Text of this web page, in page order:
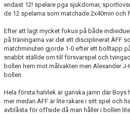
endast 12! spelare pga sjukdomar,
de 12 spelarna som matchade 2x40min och
Efter att lagt mycket fokus på både
på träningarna var det ett disciplinerat ÄFF
matchminuten gjorde 1-0 efter ett bolltapp
snabbt ställde om till försvarspel och
bollen hem mot målvakten men Alexander
bollen.
Hela första halvlek är ganska jämn där Boys
mer medan ÄFF är lite rakare i sitt spel och
avblåsta för offside då man håller i bollen